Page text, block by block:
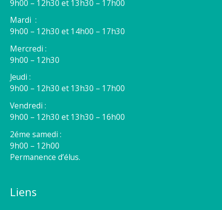
9h00 – 12h30 et 13h30 – 17h00
Mardi :
9h00 – 12h30 et 14h00 – 17h30
Mercredi :
9h00 – 12h30
Jeudi :
9h00 – 12h30 et 13h30 – 17h00
Vendredi :
9h00 – 12h30 et 13h30 – 16h00
2éme samedi :
9h00 – 12h00
Permanence d’élus.
Liens